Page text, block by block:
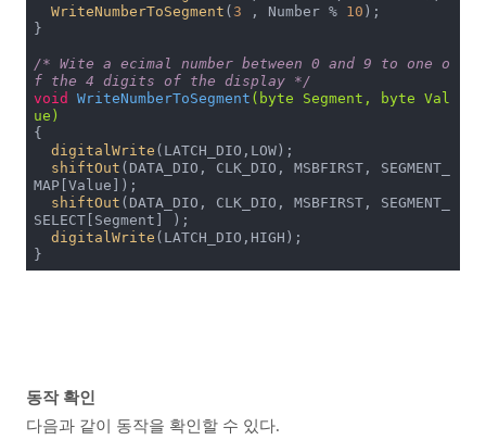
WriteNumberToSegment ( 3 , Number % 10 );
}
/* Wite a ecimal number between 0 and 9 to one o
f the 4 digits of the display */
void
WriteNumberToSegment (byte Segment, byte Val
ue)
{
digitalWrite (LATCH_DIO,LOW);
shiftOut (DATA_DIO, CLK_DIO, MSBFIRST, SEGMENT_
MAP[Value]);
shiftOut (DATA_DIO, CLK_DIO, MSBFIRST, SEGMENT_
SELECT[Segment] );
digitalWrite (LATCH_DIO,HIGH);
}
동작 확인
다음과 같이 동작을 확인할 수 있다.